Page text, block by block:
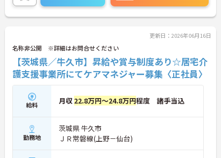
更新日：2026年06月16日
名称非公開 ※詳細はお問合せください
【茨城県／牛久市】昇給や賞与制度あり☆居宅介
護支援事業所にてケアマネジャー募集〈正社員〉
給料 月収 22.8万円～24.8万円程度 諸手当込
勤務地
茨城県 牛久市
ＪＲ常磐線(上野－仙台)